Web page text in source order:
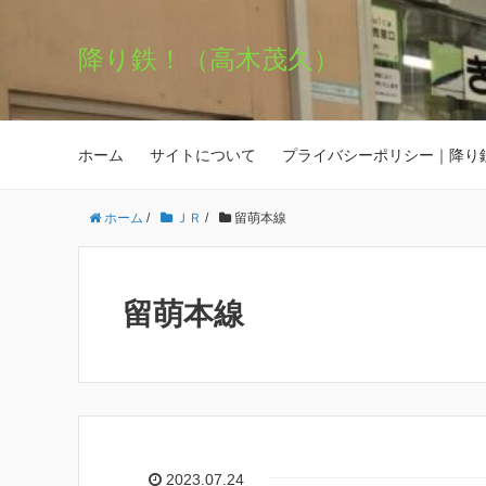
降り鉄！（高木茂久）
ホーム サイトについて プライバシーポリシー｜降り
ホーム / ＪＲ / 留萌本線
留萌本線
2023.07.24